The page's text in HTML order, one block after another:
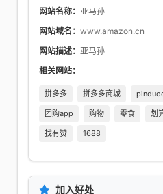
网站名称： 亚马孙
网站域名： www.amazon.cn
网站描述： 亚马孙
相关网站：
拼多多 拼多多商城
团购app 购物 零食 划
找有赞 1688
加入好处